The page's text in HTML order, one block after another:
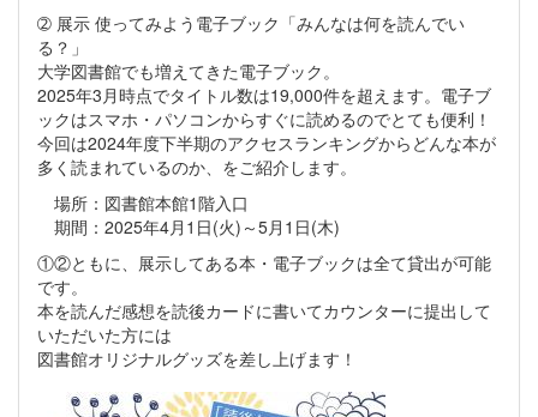
➁ 展示 使ってみよう電子ブック「みんなは何を読んでい
る？」
大学図書館でも増えてきた電子ブック。
2025年3月時点でタイトル数は19,000件を超えます。電子ブ
ックはスマホ・パソコンからすぐに読めるのでとても便利！
今回は2024年度下半期のアクセスランキングからどんな本が
多く読まれているのか、をご紹介します。
場所：図書館本館1階入口
期間：2025年4月1日(火)～5月1日(木)
①②ともに、展示してある本・電子ブックは全て貸出が可能
です。
本を読んだ感想を読後カードに書いてカウンターに提出して
いただいた方には
図書館オリジナルグッズを差し上げます！